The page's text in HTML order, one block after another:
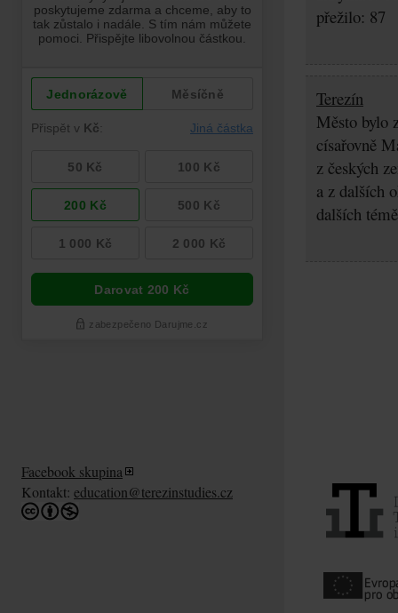
přežilo: 87
Terezín
Město bylo
císařovně
z českých
a z dalších
dalších
Facebook skupina
Kontakt: education@terezinstudies.cz